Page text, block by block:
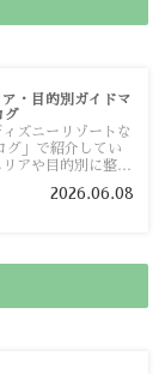
・目的別ガイドマ
グ
ズニーリゾートな
グ」で紹介してい
アや目的別に整理
つけていただけま
2026.06.08